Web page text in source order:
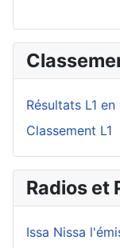
Résultats L1
Classement L1
Radios et
Issa Nissa